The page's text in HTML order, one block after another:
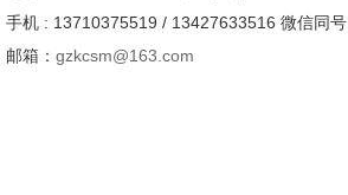
手机 : 13710375519 / 13427633516 微信同号
邮箱： gzkcsm@163.com